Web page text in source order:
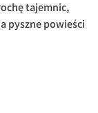
tajemnic,
pyszne powieści